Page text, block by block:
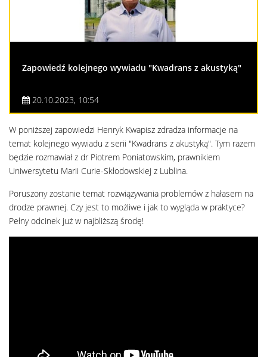
Zapowiedź kolejnego wywiadu "Kwadrans z akustyką"
20.10.2023, 10:54
W poniższej zapowiedzi Henryk Kwapisz zdradza informacje na
temat kolejnego wywiadu z serii "Kwadrans z akustyką". Tym razem
będzie rozmawiał z dr Piotrem Poniatowskim, prawnikiem
Uniwersytetu Marii Curie-Skłodowskiej z Lublina.
Poruszony zostanie temat rozwiązywania problemów z hałasem na
drodze prawnej. Czy jest to możliwe i jak to wygląda w praktyce?
Pełny odcinek już w najbliższą środę!